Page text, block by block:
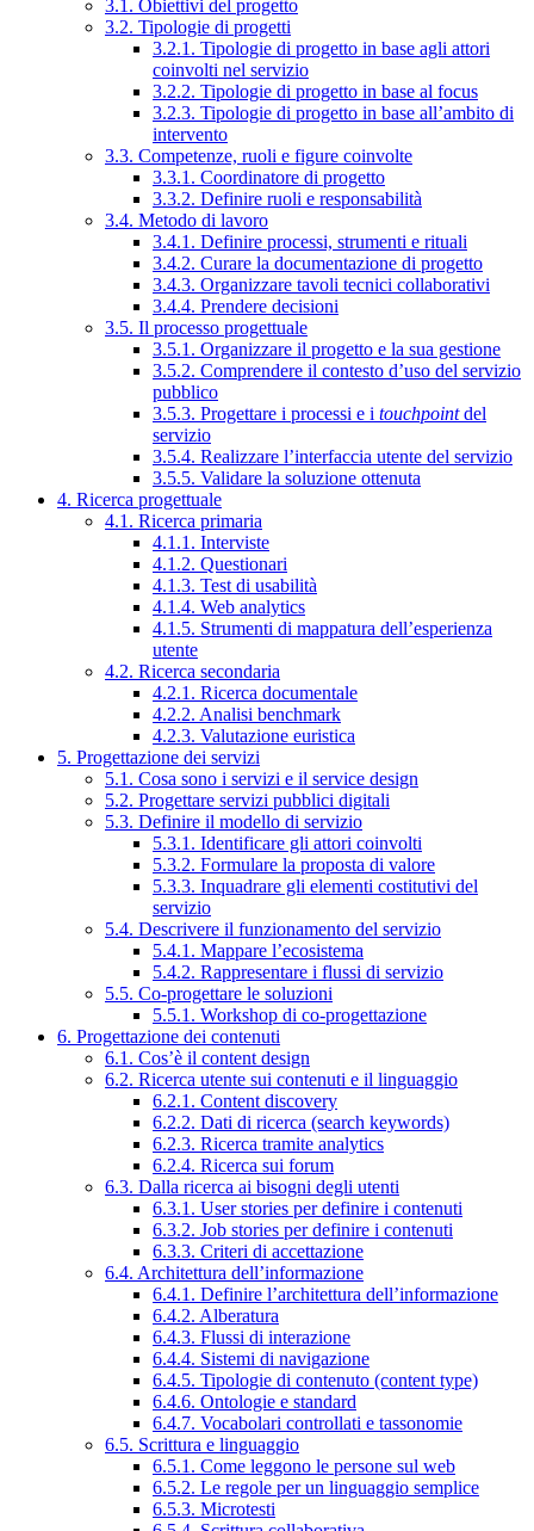
3.1. Obiettivi del progetto
3.2. Tipologie di progetti
3.2.1. Tipologie di progetto in base agli attori
coinvolti nel servizio
3.2.2. Tipologie di progetto in base al focus
3.2.3. Tipologie di progetto in base all’ambito di
intervento
3.3. Competenze, ruoli e figure coinvolte
3.3.1. Coordinatore di progetto
3.3.2. Definire ruoli e responsabilità
3.4. Metodo di lavoro
3.4.1. Definire processi, strumenti e rituali
3.4.2. Curare la documentazione di progetto
3.4.3. Organizzare tavoli tecnici collaborativi
3.4.4. Prendere decisioni
3.5. Il processo progettuale
3.5.1. Organizzare il progetto e la sua gestione
3.5.2. Comprendere il contesto d’uso del servizio
pubblico
3.5.3. Progettare i processi e i touchpointdel
servizio
3.5.4. Realizzare l’interfaccia utente del servizio
3.5.5. Validare la soluzione ottenuta
4. Ricerca progettuale
4.1. Ricerca primaria
4.1.1. Interviste
4.1.2. Questionari
4.1.3. Test di usabilità
4.1.4. Web analytics
4.1.5. Strumenti di mappatura dell’esperienza
utente
4.2. Ricerca secondaria
4.2.1. Ricerca documentale
4.2.2. Analisi benchmark
4.2.3. Valutazione euristica
5. Progettazione dei servizi
5.1. Cosa sono i servizi e il service design
5.2. Progettare servizi pubblici digitali
5.3. Definire il modello di servizio
5.3.1. Identificare gli attori coinvolti
5.3.2. Formulare la proposta di valore
5.3.3. Inquadrare gli elementi costitutivi del
servizio
5.4. Descrivere il funzionamento del servizio
5.4.1. Mappare l’ecosistema
5.4.2. Rappresentare i flussi di servizio
5.5. Co-progettare le soluzioni
5.5.1. Workshop di co-progettazione
6. Progettazione dei contenuti
6.1. Cos’è il content design
6.2. Ricerca utente sui contenuti e il linguaggio
6.2.1. Content discovery
6.2.2. Dati di ricerca (search keywords)
6.2.3. Ricerca tramite analytics
6.2.4. Ricerca sui forum
6.3. Dalla ricerca ai bisogni degli utenti
6.3.1. User stories per definire i contenuti
6.3.2. Job stories per definire i contenuti
6.3.3. Criteri di accettazione
6.4. Architettura dell’informazione
6.4.1. Definire l’architettura dell’informazione
6.4.2. Alberatura
6.4.3. Flussi di interazione
6.4.4. Sistemi di navigazione
6.4.5. Tipologie di contenuto (content type)
6.4.6. Ontologie e standard
6.4.7. Vocabolari controllati e tassonomie
6.5. Scrittura e linguaggio
6.5.1. Come leggono le persone sul web
6.5.2. Le regole per un linguaggio semplice
6.5.3. Microtesti